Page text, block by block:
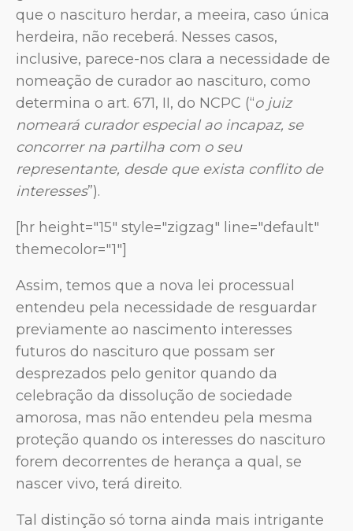
que o nascituro herdar, a meeira, caso única
herdeira, não receberá. Nesses casos,
inclusive, parece-nos clara a necessidade de
nomeação de curador ao nascituro, como
determina o art. 671, II, do NCPC (“o juiz
nomeará curador especial ao incapaz, se
concorrer na partilha com o seu
representante, desde que exista conflito de
interesses”).
[hr height="15" style="zigzag" line="default"
themecolor="1"]
Assim, temos que a nova lei processual
entendeu pela necessidade de resguardar
previamente ao nascimento interesses
futuros do nascituro que possam ser
desprezados pelo genitor quando da
celebração da dissolução de sociedade
amorosa, mas não entendeu pela mesma
proteção quando os interesses do nascituro
forem decorrentes de herança a qual, se
nascer vivo, terá direito.
Tal distinção só torna ainda mais intrigante